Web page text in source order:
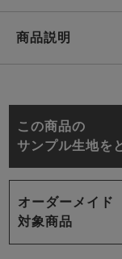
商品説明
この商品の
サンプル生地を
オーダーメイド
対象商品